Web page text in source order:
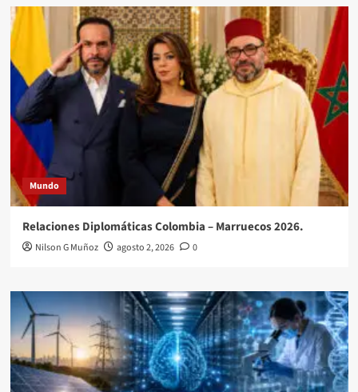
Mundo
Relaciones Diplomáticas Colombia – Marruecos 2026.
Nilson G Muñoz agosto 2, 2026 0